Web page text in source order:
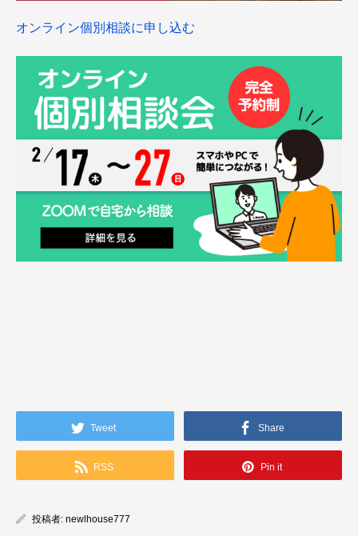
オンライン個別相談に申し込む
Tweet Share
RSS Pin it
投稿者: newlhouse777